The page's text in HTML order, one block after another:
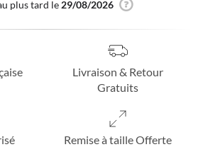
plus tard le 29/08/2026
Livraison & Retour
Gratuits
Remise à taille Offerte